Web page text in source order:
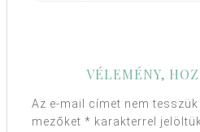
VÉLEMÉNY,
Az e-mail címet nem tesszük
mezőket * karakterrel